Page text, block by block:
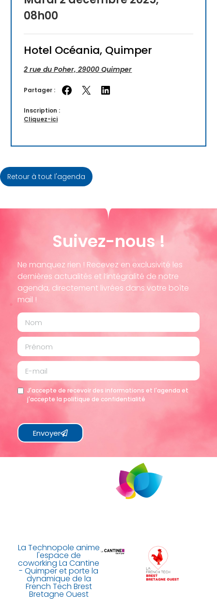
08h00
Hotel Océania, Quimper
2 rue du Poher, 29000 Quimper
Partager : Partager sur Facebook
Partager sur XPartager sur LinkedIn
Inscription :
Cliquez-ici
Retour à tout l'agenda
Suivez-nous !
Ne manquez rien ! Recevez en exclusivité les
dernières actualités et l’intégralité de notre
agenda, directement livrées dans votre boîte
mail !
J'accepte de recevoir des informations et l'agenda et
j'accepte la politique de confidentialité
Envoyer
La Technopole anime
l'espace de
coworking La Cantine
- Quimper et porte la
dynamique de la
French Tech Brest
Bretagne Ouest